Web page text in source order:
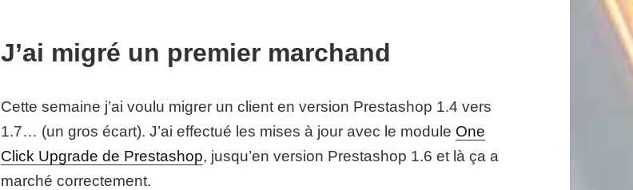
J’ai migré un premier marchand
Cette semaine j’ai voulu migrer un client en version Prestashop 1.4 vers
1.7… (un gros écart). J’ai effectué les mises à jour avec le module One
Click Upgrade de Prestashop, jusqu’en version Prestashop 1.6 et là ça a
marché correctement.